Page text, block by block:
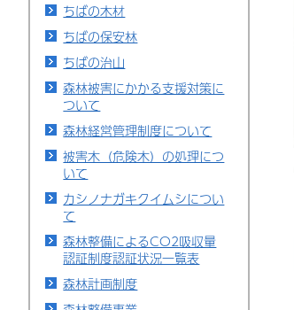
ちばの木材
ちばの保安林
ちばの治山
森林被害にかかる支援対策に
ついて
森林経営管理制度について
被害木（危険木）の処理につ
いて
カシノナガキクイムシについ
て
森林整備によるCO2吸収量
認証制度認証状況一覧表
森林計画制度